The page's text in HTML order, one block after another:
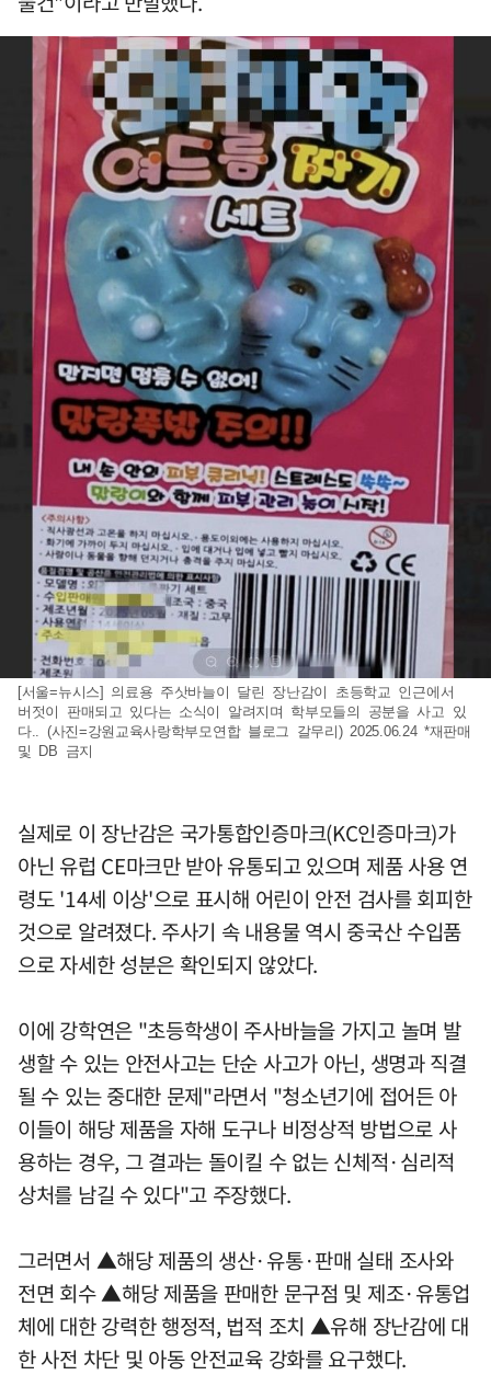
[서울=뉴시스] 의료용 주삿바늘이 달린 장난감이 초등학교 인근에서
버젓이 판매되고 있다는 소식이 알려지며 학부모들의 공분을 사고 있
다.. (사진=강원교육사랑학부모연합 블로그 갈무리) 2025.06.24 *재판매
및 DB 금지
실제로 이 장난감은 국가통합인증마크(KC인증마크)가
아닌 유럽 CE마크만 받아 유통되고 있으며 제품 사용 연
령도 '14세 이상'으로 표시해 어린이 안전 검사를 회피한
것으로 알려졌다. 주사기 속 내용물 역시 중국산 수입품
으로 자세한 성분은 확인되지 않았다.
이에 강학연은 "초등학생이 주사바늘을 가지고 놀며 발
생할 수 있는 안전사고는 단순 사고가 아닌, 생명과 직결
될 수 있는 중대한 문제"라면서 "청소년기에 접어든 아
이들이 해당 제품을 자해 도구나 비정상적 방법으로 사
용하는 경우, 그 결과는 돌이킬 수 없는 신체적·심리적
상처를 남길 수 있다"고 주장했다.
그러면서 ▲해당 제품의 생산·유통·판매 실태 조사와
전면 회수 ▲해당 제품을 판매한 문구점 및 제조·유통업
체에 대한 강력한 행정적, 법적 조치 ▲유해 장난감에 대
한 사전 차단 및 아동 안전교육 강화를 요구했다.